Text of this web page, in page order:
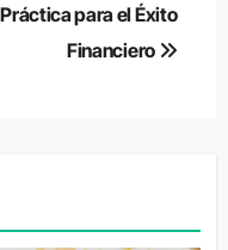
Práctica para el Éxito
Financiero